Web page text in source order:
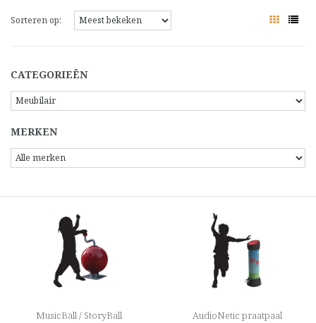
Sorteren op:
CATEGORIEËN
MERKEN
MusicBall / StoryBall AudioNetic praatpaal